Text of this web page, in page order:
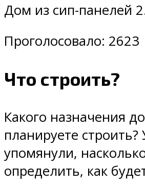
Дом из сип-панелей
Проголосовало: 2623
Что строить?
Какого назначения
планируете строить?
упомянули,
определить, как